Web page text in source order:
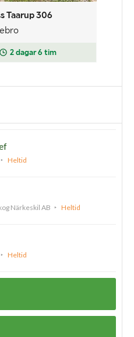
Heltid
Närkeskil AB Heltid
Heltid